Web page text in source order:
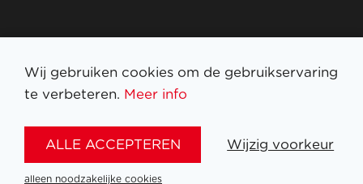
Inschrijven op nieuwsbrief
Wij gebruiken cookies om de gebruikservaring
te verbeteren. Meer info
ALLE ACCEPTEREN Wijzig voorkeur
alleen noodzakelijke cookies